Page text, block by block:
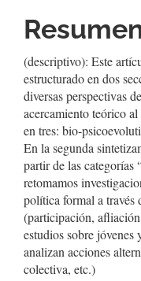
(descriptivo): Este
estructurado en dos
diversas perspectivas
acercamiento teórico
en tres: bio-
En la segunda
partir de las categorías
retomamos
política formal a través
(participación,
estudios sobre
analizan acciones
colectiva, etc.)